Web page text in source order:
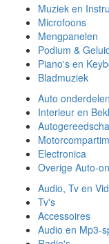
Muziek en
Microfoons
Mengpanelen
Podium &
Piano's en
Bladmuziek
Auto onderdelen
Interieur en
Electronica
Overige Auto-
Audio, Tv en
Tv's
Accessoires
Audio en Mp3-